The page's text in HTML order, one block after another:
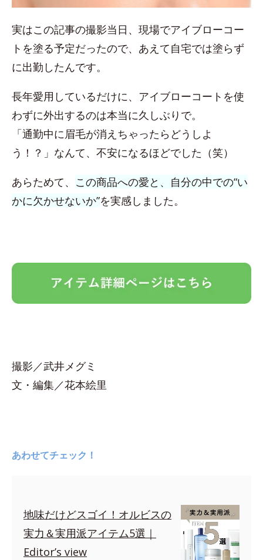
実はこの記事の撮影当日、現場でアイブローコー
トを塗る予定だったので、あえて自宅では塗らず
に出勤したんです。
長年愛用しているだけに、アイブローコートを使
わずに外出するのは本当に久しぶりで。
「通勤中に眉毛が消えちゃったらどうしよ
う！？」なんて、不安になるほどでした（笑）
あらためて、 この商品への愛と、自分の中での“い
かに欠かせないか”を実感しました。
撮影／武井メグミ
文・編集／花本絵里
あわせてチェック！
地味だけどスゴイ！オルビスの
実力＆実用派アイテム5選｜
Editor’s view